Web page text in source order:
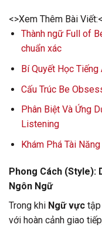
<>Xem Thêm Bài
Thành ngữ Full of
chuẩn xác
Bí Quyết Học Tiếng
Cấu Trúc Be
Phân Biệt Và Ứng
Listening
Khám Phá Tài
Phong Cách (Style):
Ngôn Ngữ
Trong khi Ngữ vực tập
với hoàn cảnh giao